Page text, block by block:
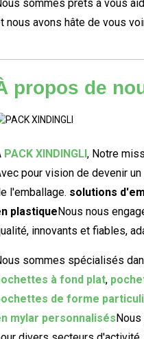
sommes prêts à vous
nous avons hâte de vous
propos de
PACK XINDINGLI, Notre
pour vision de devenir
l'emballage. solutions
plastiqueNous nous
innovants et fiables,
sommes spécialisés
à fond plat,
de forme
mylar personnalisés